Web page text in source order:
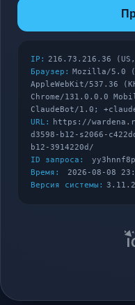
IP: 216.73.216.36
Браузер: Mozilla/5.0
AppleWebKit/537.36
Chrome/131.0.0.0
ClaudeBot/1.0;
URL:
https://
d3598-b12-s2066-
b12-3914220d/
ID запроса:
Время:
2026-08-08
Версия системы: 3.11.2